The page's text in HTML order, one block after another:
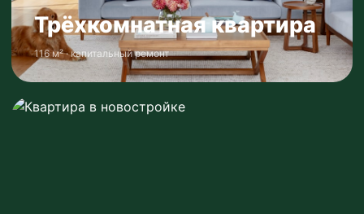
Трёхкомнатная квартира
116 м² · капитальный ремонт